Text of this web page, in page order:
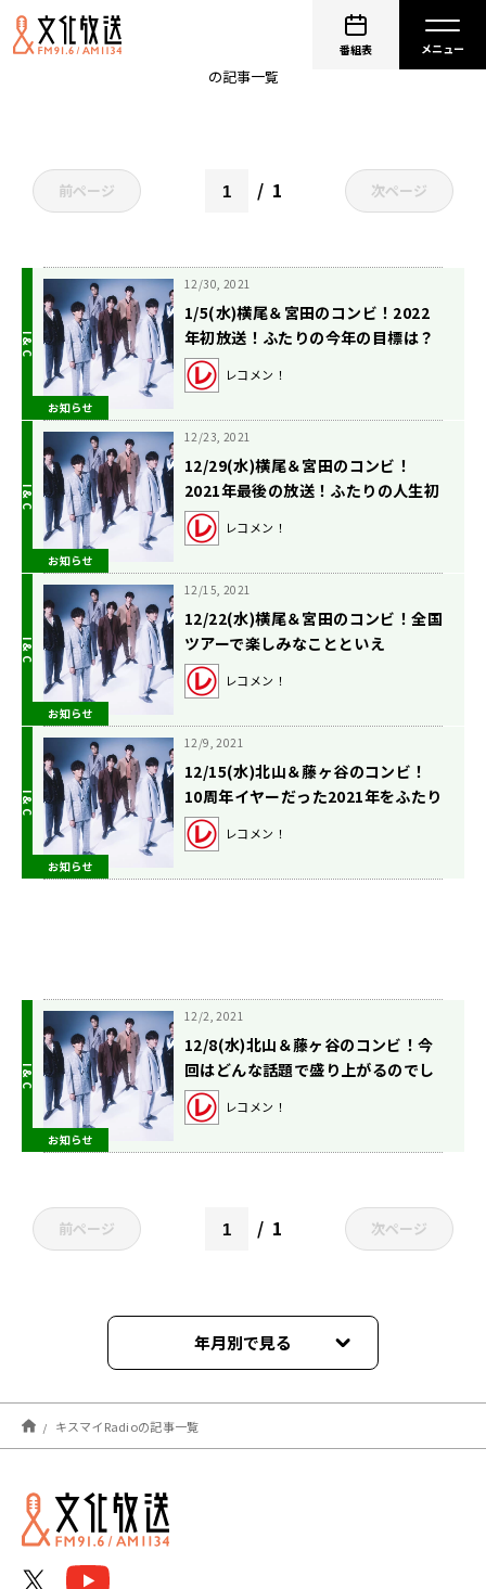
番組表
の記事一覧
前ページ 1 次ページ
お知らせ
12/30, 2021
1/5(水)横尾＆宮田のコンビ！2022
年初放送！ふたりの今年の目標は？
レコメン！
お知らせ
12/23, 2021
12/29(水)横尾＆宮田のコンビ！
2021年最後の放送！ふたりの人生初
ライブは・・・？
レコメン！
お知らせ
12/15, 2021
12/22(水)横尾＆宮田のコンビ！全国
ツアーで楽しみなことといえ
ば・・・？
レコメン！
お知らせ
12/9, 2021
12/15(水)北山＆藤ヶ谷のコンビ！
10周年イヤーだった2021年をふたり
で振り返ります！
レコメン！
お知らせ
12/2, 2021
12/8(水)北山＆藤ヶ谷のコンビ！今
回はどんな話題で盛り上がるのでし
ょうか？
レコメン！
前ページ 1 次ページ
年月別で見る
2026年06月
2026年05月
2026年04月
キスマイRadioの記事一覧